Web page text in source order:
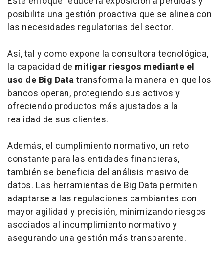
posibilita una gestión proactiva que se alinea con
las necesidades regulatorias del sector.
Así, tal y como expone la consultora tecnológica,
la capacidad de mitigar riesgos mediante el
uso de Big Datatransforma la manera en que los
bancos operan, protegiendo sus activos y
ofreciendo productos más ajustados a la
realidad de sus clientes.
Además, el cumplimiento normativo, un reto
constante para las entidades financieras,
también se beneficia del análisis masivo de
datos. Las herramientas de Big Data permiten
adaptarse a las regulaciones cambiantes con
mayor agilidad y precisión, minimizando riesgos
asociados al incumplimiento normativo y
asegurando una gestión más transparente.